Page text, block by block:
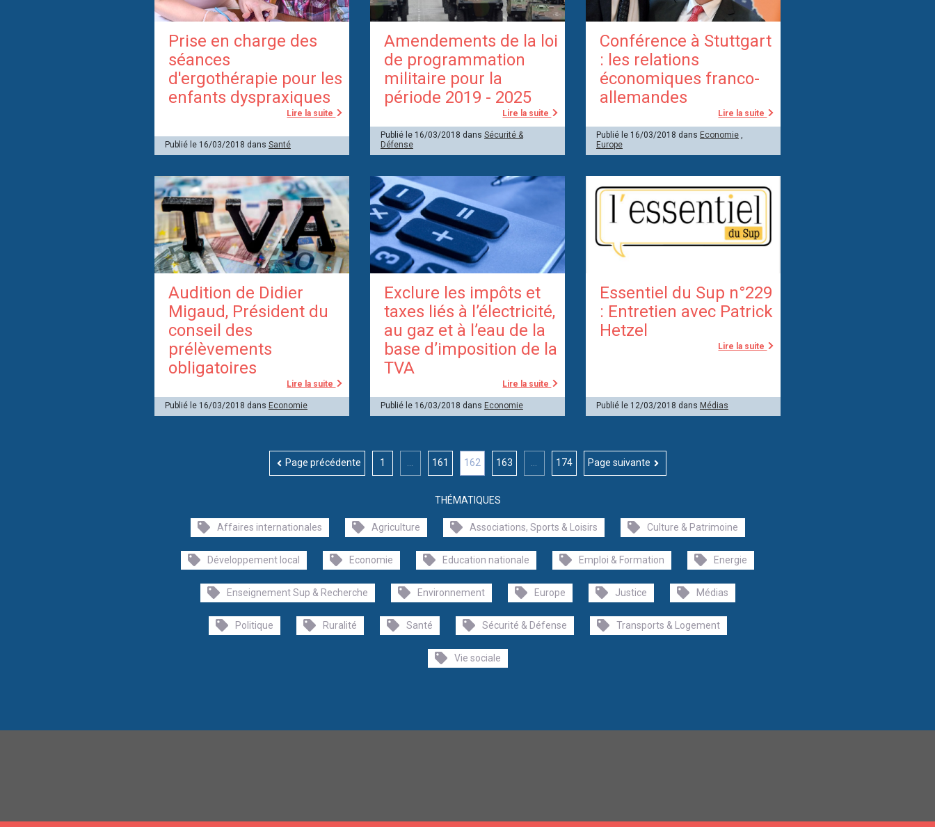
Prise en charge des
séances
d'ergothérapie pour les
enfants dyspraxiques
Lire la suite
Publié le 16/03/2018 dans Santé
Amendements de la loi
de programmation
militaire pour la
période 2019 - 2025
Lire la suite
Publié le 16/03/2018 dans Sécurité &
Défense
Conférence à Stuttgart
: les relations
économiques franco-
allemandes
Lire la suite
Publié le 16/03/2018 dans Economie,
Europe
Audition de Didier
Migaud, Président du
conseil des
prélèvements
obligatoires
Lire la suite
Publié le 16/03/2018 dans Economie
Exclure les impôts et
taxes liés à l’électricité,
au gaz et à l’eau de la
base d’imposition de la
TVA
Lire la suite
Publié le 16/03/2018 dans Economie
Essentiel du Sup n°229
: Entretien avec Patrick
Hetzel
Lire la suite
Publié le 12/03/2018 dans Médias
Page précédente 1 ... 161 162 163 ... 174 Page suivante
THÉMATIQUES
Affaires internationales Agriculture Associations, Sports & Loisirs Culture & Patrimoine
Développement local Economie Education nationale Emploi & Formation Energie
Enseignement Sup & Recherche Environnement Europe Justice Médias
Politique Ruralité Santé Sécurité & Défense Transports & Logement
Vie sociale